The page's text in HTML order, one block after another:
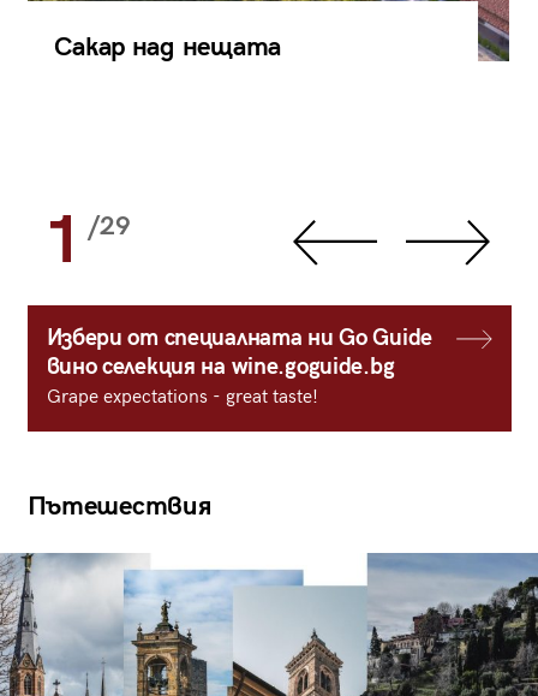
Сакар над нещата
1 /29
Избери от специалната ни Go Guide
вино селекция на wine.goguide.bg
Grape expectations - great taste!
Пътешествия